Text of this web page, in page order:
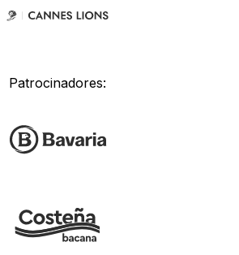
Patrocinadores: